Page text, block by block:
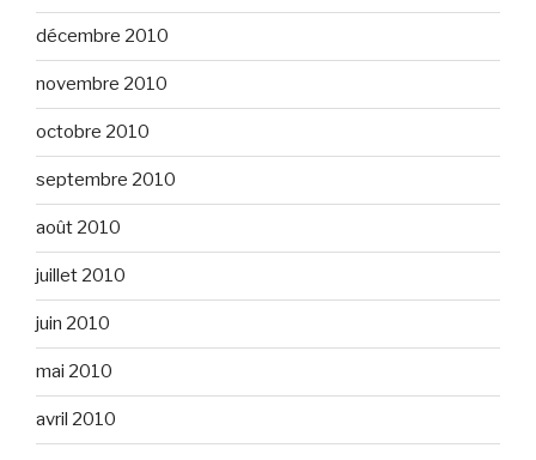
décembre 2010
novembre 2010
octobre 2010
septembre 2010
août 2010
juillet 2010
juin 2010
mai 2010
avril 2010